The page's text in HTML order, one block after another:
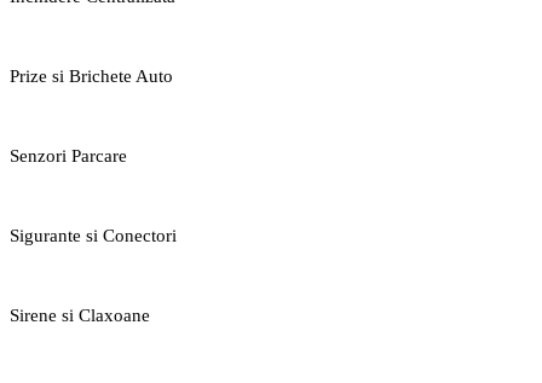
Prize si Brichete Auto
Senzori Parcare
Sigurante si Conectori
Sirene si Claxoane